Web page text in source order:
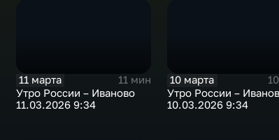
11 марта
11 мин
Утро России – Иваново
11.03.2026 9:34
10 марта
Утро России –
10.03.2026 9:34